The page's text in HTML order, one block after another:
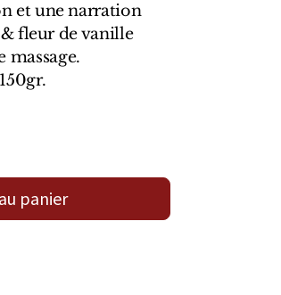
et une narration
fleur de vanille
panier